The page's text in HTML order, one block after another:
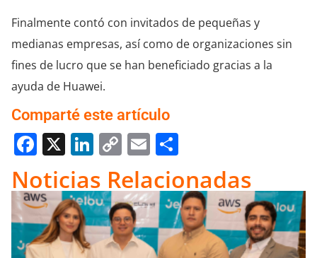
Finalmente contó con invitados de pequeñas y
medianas empresas, así como de organizaciones sin
fines de lucro que se han beneficiado gracias a la
ayuda de Huawei.
Comparté este artículo
Facebook
X LinkedIn
Copy
Link
Email
Noticias Relacionadas